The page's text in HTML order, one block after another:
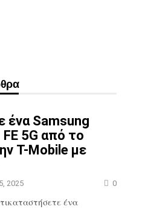
ένα Samsung
5G από το
T-Mobile με
2025 0
ένα